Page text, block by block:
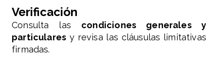
Verificación
Consulta las condiciones generales y
particulares y revisa las cláusulas limitativas
firmadas.